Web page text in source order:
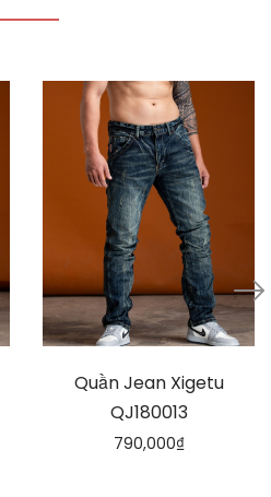
Quần Jean Xigetu
QJ180013
790,000₫